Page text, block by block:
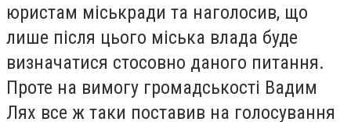
юристам міськради та наголосив, що
лише після цього міська влада буде
визначатися стосовно даного питання.
Проте на вимогу громадськості Вадим
Лях все ж таки поставив на голосування